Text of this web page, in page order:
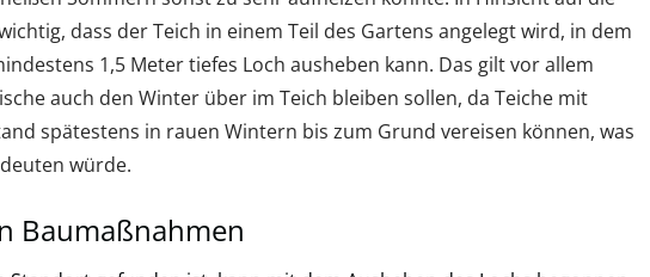
dass der Teich in einem Teil des Gartens angelegt wird, in dem
1,5 Meter tiefes Loch ausheben kann. Das gilt vor allem
auch den Winter über im Teich bleiben sollen, da Teiche mit
spätestens in rauen Wintern bis zum Grund vereisen können, was
würde.
Baumaßnahmen